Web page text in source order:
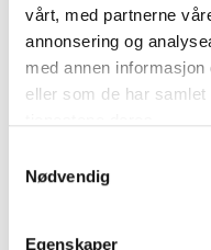
vårt, med partnerne
annonsering og
med annen
eller som de har
Nødvendig
Egenskaper
Anheng/Brosje med
800S), bruttovekt 24,3g
Budleder:trixyfur